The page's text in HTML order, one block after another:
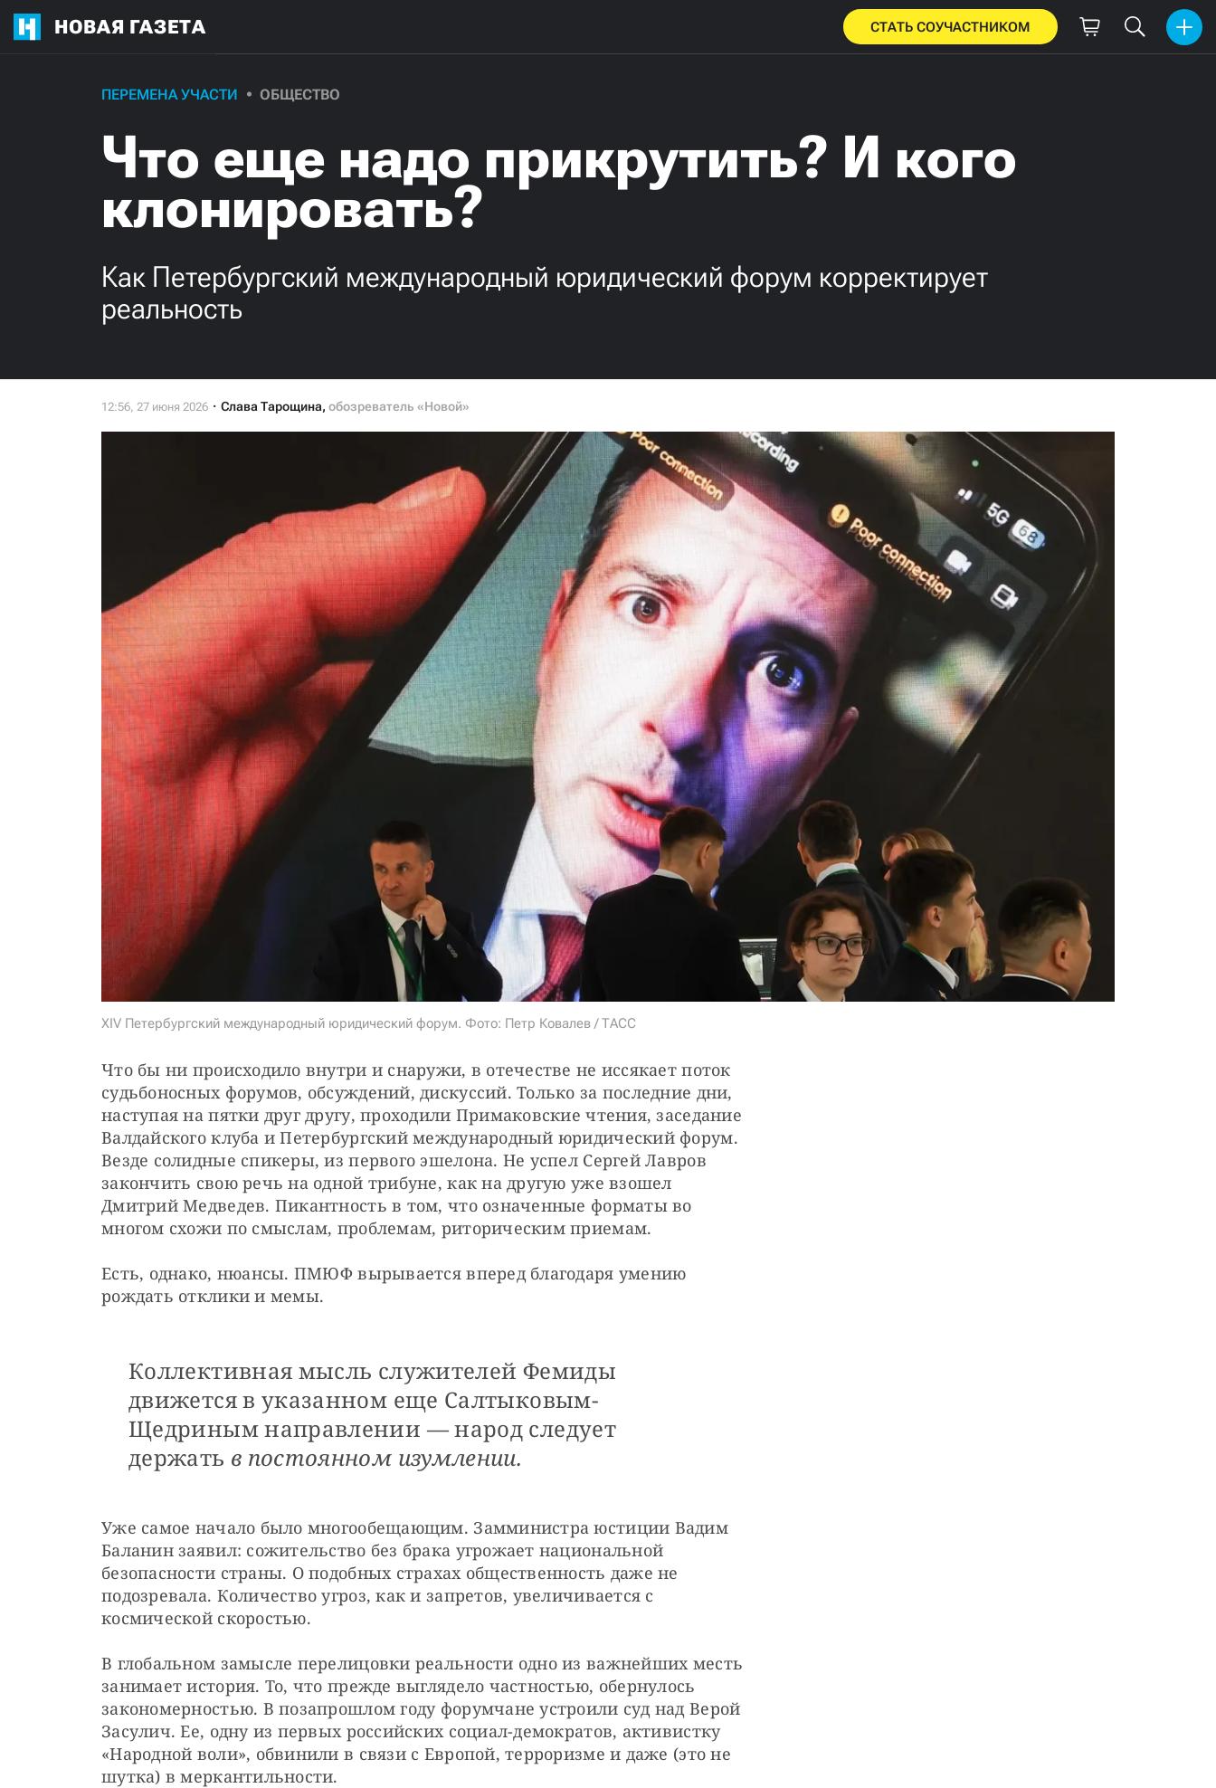
НОВАЯ ГАЗЕТА СТАТЬ СОУЧАСТНИКОМ
ПЕРЕМЕНА УЧАСТИ ОБЩЕСТВО
Что еще надо прикрутить? И кого
клонировать?
Как Петербургский международный юридический форум корректирует
реальность
Слава Тарощина, обозреватель «Новой»
XIV Петербургский международный юридический форум. Фото: Петр Ковалев / ТАСС
Что бы ни происходило внутри и снаружи, в отечестве не иссякает поток
судьбоносных форумов, обсуждений, дискуссий. Только за последние дни,
наступая на пятки друг другу, проходили Примаковские чтения, заседание
Валдайского клуба и Петербургский международный юридический форум.
Везде солидные спикеры, из первого эшелона. Не успел Сергей Лавров
закончить свою речь на одной трибуне, как на другую уже взошел
Дмитрий Медведев. Пикантность в том, что означенные форматы во
многом схожи по смыслам, проблемам, риторическим приемам.
Есть, однако, нюансы. ПМЮФ вырывается вперед благодаря умению
рождать отклики и мемы.
Коллективная мысль служителей Фемиды
движется в указанном еще Салтыковым-
Щедриным направлении — народ следует
держать в постоянном изумлении.
Уже самое начало было многообещающим. Замминистра юстиции Вадим
Баланин заявил: сожительство без брака угрожает национальной
безопасности страны. О подобных страхах общественность даже не
подозревала. Количество угроз, как и запретов, увеличивается с
космической скоростью.
В глобальном замысле перелицовки реальности одно из важнейших месть
занимает история. То, что прежде выглядело частностью, обернулось
закономерностью. В позапрошлом году форумчане устроили суд над Верой
Засулич. Ее, одну из первых российских социал-демократов, активистку
«Народной воли», обвинили в связи с Европой, терроризме и даже (это не
шутка) в меркантильности.